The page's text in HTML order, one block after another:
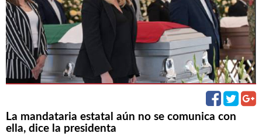
La mandataria estatal aún no se comunica con
ella, dice la presidenta